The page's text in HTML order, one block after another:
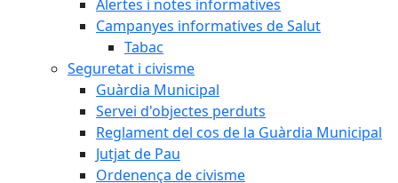
Alertes i notes informatives
Campanyes informatives de Salut
Tabac
Seguretat i civisme
Guàrdia Municipal
Servei d'objectes perduts
Reglament del cos de la Guàrdia Municipal
Jutjat de Pau
Ordenença de civisme